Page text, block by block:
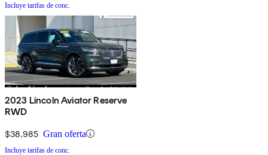
Incluye tarifas de conc.
2023 Lincoln Aviator Reserve
RWD
$38,985 Gran oferta
Incluye tarifas de conc.